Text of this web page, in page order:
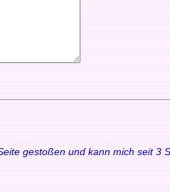
gestoßen und kann mich seit